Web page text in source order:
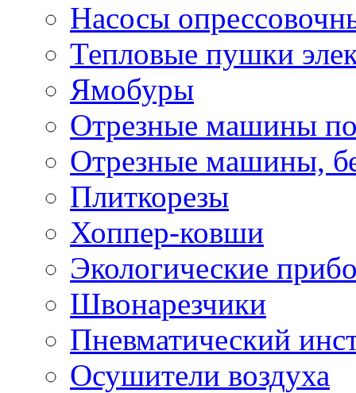
Насосы
Тепловые пушки
Ямобуры
Отрезные машины
Отрезные машины,
Плиткорезы
Хоппер-ковши
Экологические
Швонарезчики
Пневматический
Осушители воздуха